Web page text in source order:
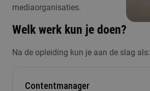
mediaorganisaties.
Welk werk kun je doen?
Na de opleiding kun je aan de slag als:
Contentmanager